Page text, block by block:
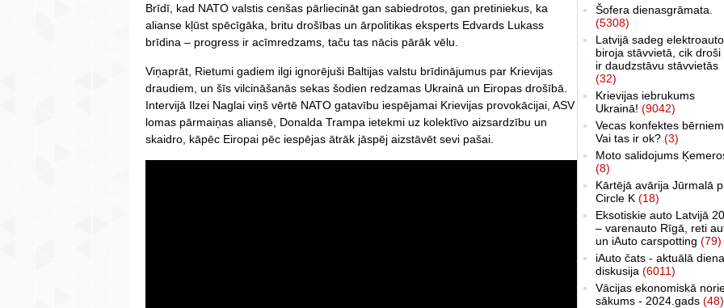
Brīdī, kad NATO valstis cenšas pārliecināt gan sabiedrotos, gan pretiniekus, ka
alianse kļūst spēcīgāka, britu drošības un ārpolitikas eksperts Edvards Lukass
brīdina – progress ir acīmredzams, taču tas nācis pārāk vēlu.
Viņaprāt, Rietumi gadiem ilgi ignorējuši Baltijas valstu brīdinājumus par Krievijas
draudiem, un šīs vilcināšanās sekas šodien redzamas Ukrainā un Eiropas drošībā.
Intervijā Ilzei Naglai viņš vērtē NATO gatavību iespējamai Krievijas provokācijai, ASV
lomas pārmaiņas aliansē, Donalda Trampa ietekmi uz kolektīvo aizsardzību un
skaidro, kāpēc Eiropai pēc iespējas ātrāk jāspēj aizstāvēt sevi pašai.
Šofera dienasgrāmata.
(5308)
Latvijā sadeg elektroauto
biroja stāvvietā, cik droši
ir daudzstāvu stāvvietās
(32)
Krievijas iebrukums
Ukrainā! (9042)
Vecas konfektes
Vai tas ir ok? (3)
Moto salidojums
(8)
Kārtējā avārija Jūrmalā
Circle K (18)
Eksotiskie auto Latvijā
– varenauto Rīgā, reti
un iAuto carspotting (79)
iAuto čats - aktuālā
diskusija (6011)
Vācijas ekonomiskā
sākums - 2024.gads (48)